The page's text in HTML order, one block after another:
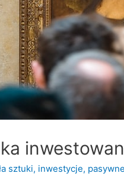
sztuki, inwestycje,